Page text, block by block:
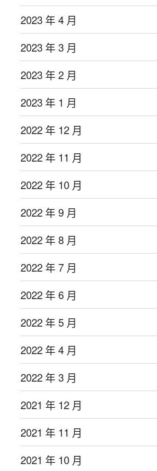
2023 年 4 月
2023 年 3 月
2023 年 2 月
2023 年 1 月
2022 年 12 月
2022 年 11 月
2022 年 10 月
2022 年 9 月
2022 年 8 月
2022 年 7 月
2022 年 6 月
2022 年 5 月
2022 年 4 月
2022 年 3 月
2021 年 12 月
2021 年 11 月
2021 年 10 月